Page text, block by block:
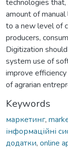
technologies
amount of
to a new level of
producers,
Digitization
system use of
improve
of agrarian
Keywords
маркетинг,
інформаційні
додатки, online